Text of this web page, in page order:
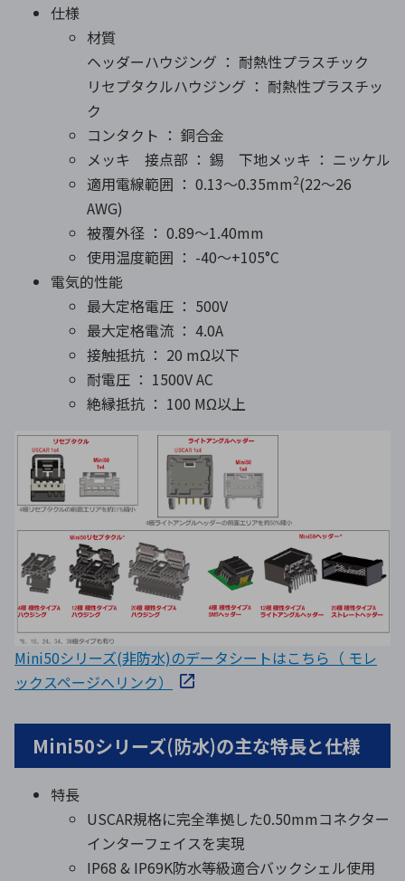
仕様
材質
ヘッダーハウジング ： 耐熱性プラスチック
リセプタクルハウジング ： 耐熱性プラスチッ
ク
コンタクト ： 銅合金
メッキ 接点部 ： 錫 下地メッキ ： ニッケル
適用電線範囲 ： 0.13～0.35mm2(22～26
AWG)
被覆外径 ： 0.89～1.40mm
使用温度範囲 ： -40～+105°C
電気的性能
最大定格電圧 ： 500V
最大定格電流 ： 4.0A
接触抵抗 ： 20 mΩ以下
耐電圧 ： 1500V AC
絶縁抵抗 ： 100 MΩ以上
Mini50シリーズ(非防水)のデータシートはこちら（ モレ
ックスページへリンク）
Mini50シリーズ(防水)の主な特長と仕様
特長
USCAR規格に完全準拠した0.50mmコネクター
インターフェイスを実現
IP68 & IP69K防水等級適合バックシェル使用